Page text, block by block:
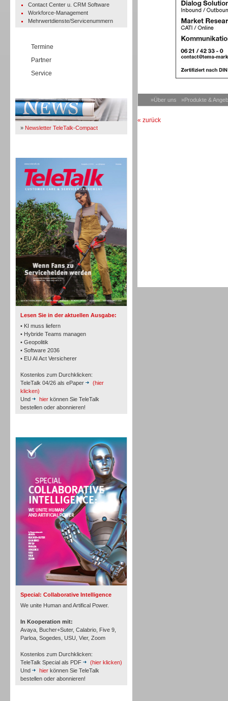
Contact Center u. CRM Software
Workforce-Management
Mehrwertdienste/Servicenummern
Termine
Partner
Service
» Newsletter TeleTalk-Compact
Lesen Sie in der aktuellen Ausgabe:
• KI muss liefern
• Hybride Teams managen
• Geopolitik
• Software 2036
• EU AI Act Versicherer
Kostenlos zum Durchklicken:
TeleTalk 04/26 als ePaper
(hier
klicken)
Und
hier können Sie TeleTalk
bestellen oder abonnieren!
Special: Collaborative Intelligence
We unite Human and Artifical Power.
In Kooperation mit:
Avaya, Bucher+Suter, Calabrio, Five 9,
Parloa, Sogedes, USU, Vier, Zoom
Kostenlos zum Durchklicken:
TeleTalk Special als PDF
(hier klicken)
Und
hier können Sie TeleTalk
bestellen oder abonnieren!
TK- und ACD-Systeme
Workforce-Management
Personal
Inbound
»Über uns »Produkte &
« zurück